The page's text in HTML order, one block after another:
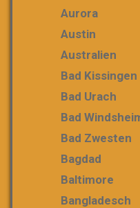
Aurora
Austin
Australien
Bad Kissingen
Bad Urach
Bad
Bad Zwesten
Bagdad
Baltimore
Bangladesch